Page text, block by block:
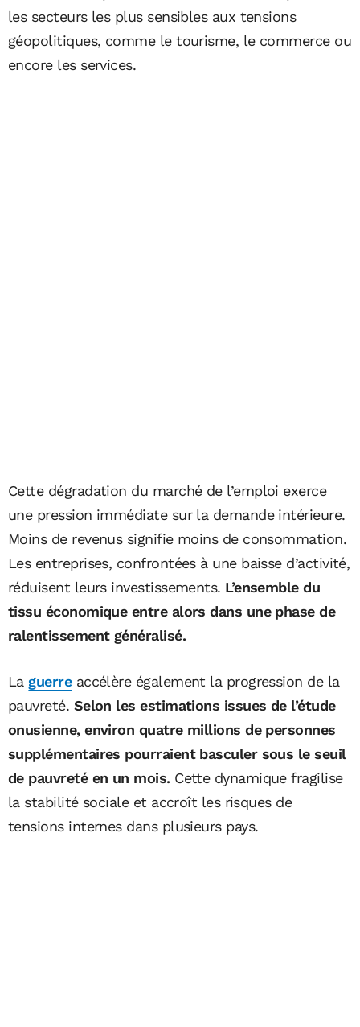
les secteurs les plus sensibles aux tensions
géopolitiques, comme le tourisme, le commerce ou
encore les services.
Cette dégradation du marché de l’emploi exerce
une pression immédiate sur la demande intérieure.
Moins de revenus signifie moins de consommation.
Les entreprises, confrontées à une baisse d’activité,
réduisent leurs investissements. L’ensemble du
tissu économique entre alors dans une phase de
ralentissement généralisé.
La guerreaccélère également la progression de la
pauvreté. Selon les estimations issues de l’étude
onusienne, environ quatre millions de personnes
supplémentaires pourraient basculer sous le seuil
de pauvreté en un mois. Cette dynamique fragilise
la stabilité sociale et accroît les risques de
tensions internes dans plusieurs pays.